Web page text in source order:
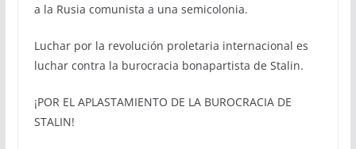
a la Rusia comunista a una semicolonia.
Luchar por la revolución proletaria internacional es
luchar contra la burocracia bonapartista de Stalin.
¡POR EL APLASTAMIENTO DE LA BUROCRACIA DE
STALIN!